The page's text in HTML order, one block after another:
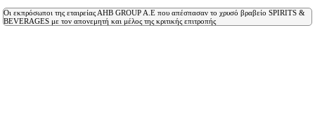
Οι εκπρόσωποι της εταιρείας ΑΗΒ GROUP A.E που απέσπασαν το χρυσό βραβείο SPIRITS &
BEVERAGES με τον απονεμητή και μέλος της κριτικής επιτροπής